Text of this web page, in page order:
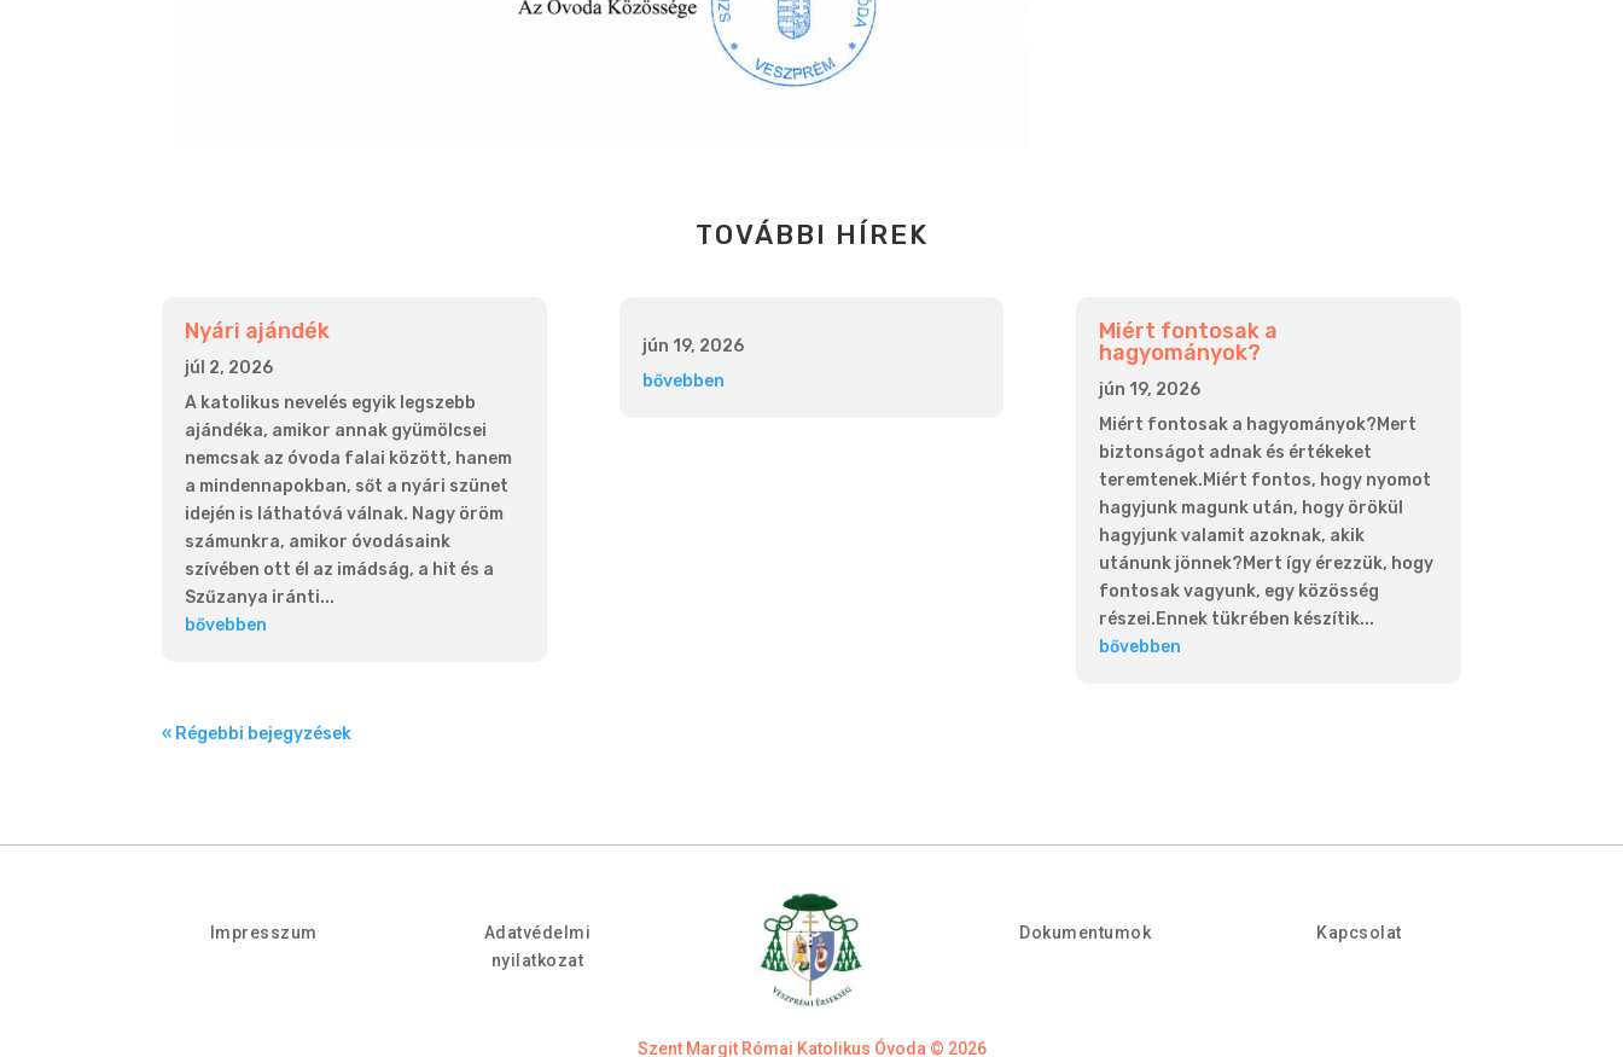
TOVÁBBI HÍREK
Nyári ajándék
júl 2, 2026
A katolikus nevelés egyik legszebb
ajándéka, amikor annak gyümölcsei
nemcsak az óvoda falai között, hanem
a mindennapokban, sőt a nyári szünet
idején is láthatóvá válnak. Nagy öröm
számunkra, amikor óvodásaink
szívében ott él az imádság, a hit és a
Szűzanya iránti...
bővebben
jún 19, 2026
bővebben
Miért fontosak a
hagyományok?
jún 19, 2026
Miért fontosak a hagyományok?Mert
biztonságot adnak és értékeket
teremtenek.Miért fontos, hogy nyomot
hagyjunk magunk után, hogy örökül
hagyjunk valamit azoknak, akik
utánunk jönnek?Mert így érezzük, hogy
fontosak vagyunk, egy közösség
részei.Ennek tükrében készítik...
bővebben
« Régebbi bejegyzések
Impresszum
Adatvédelmi
nyilatkozat
Dokumentumok Kapcsolat
Szent Margit Római Katolikus Óvoda © 2026